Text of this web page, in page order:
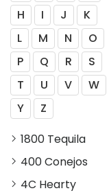
H
I J
K
L
M N
O
P
Q R
S
T
U V
W
Y
Z
1800 Tequila
400 Conejos
4C Hearty